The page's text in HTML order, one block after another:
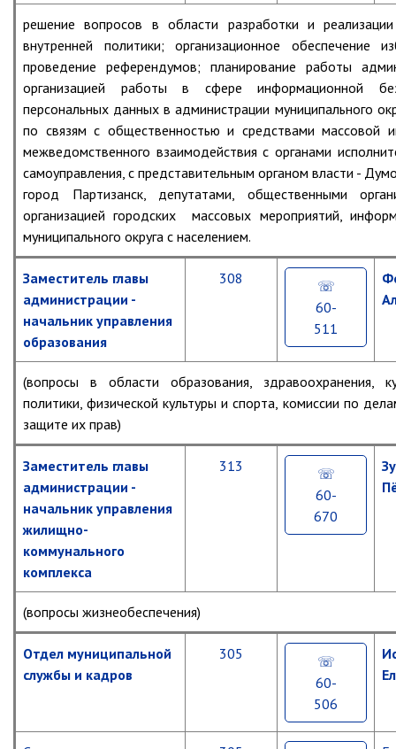
Об отделе имущественных
отношений
Аукционные торги
Отдел территриального
Отдел АПКиООС
Об отделе
Отдел по учёту и переселению
Управление образования
Управление образования
Опека и попечительство
Управление ЖКК
Об управлении
Плановые проверки
Городские диспетчерские
Схема
теплоснабжения,водоснабжения.
Подготовка к отопительному
сезону
Тарифы, нормативы
Информирование граждан
Административно-хозяйственное
решение вопросов в области разработки и
внутренней политики; организационное обеспечение
проведение референдумов; планирование работы
организацией работы в сфере информационной
персональных данных в администрации муниципального
по связям с общественностью и средствами массовой
межведомственного взаимодействия с органами
самоуправления, с представительным органом власти -
город Партизанск, депутатами, общественными
организацией городских массовых мероприятий,
муниципального округа с населением.
Заместитель главы
администрации -
начальник управления
образования
308
60-
511
(вопросы в области образования, здравоохранения,
политики, физической культуры и спорта, комиссии по
защите их прав)
Заместитель главы
администрации -
начальник управления
жилищно-
коммунального
комплекса
313
60-
670
(вопросы жизнеобеспечения)
Отдел муниципальной
службы и кадров
305
60-
506
Старые
фотографии
нашего
города
Старые
фотографии
нашего
города
(продолжение)
Старые
фотографии
города
Старый
и
новый
Партизанск
Сучанские
каменноугольные
копи
График
приёма
граждан
август
2026
г.
июль
2026
г.
июнь
2026
г.
май
2026
г.
апрель
2026
март
2026
г.
февраль
2026
г.
январь
2026
г.
2025
Первый
заместитель
главы
Заместители
главы
администрации
Управления
Отделы
Муниципальный
архив
Последние
материалы
Последние
материалы
(расширенное
представление)
Муниципальные
программы
Перечень
муниципальных
программ